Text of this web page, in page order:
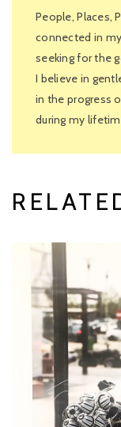
People, Places,
connected in
seeking for the
I believe in
in the progress
during my